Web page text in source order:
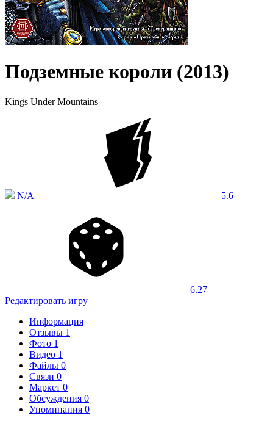
Подземные короли (2013)
Kings Under Mountains
N/A 5.6
6.27
Редактировать игру
Информация
Отзывы 1
Фото 1
Видео 1
Файлы 0
Связи 0
Маркет 0
Обсуждения 0
Упоминания 0